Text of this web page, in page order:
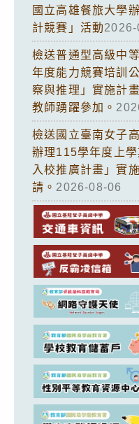
國立高雄餐旅大學
計競賽」活動
檢送普通型高級中
年度能力競賽培訓
察與推理」實施計
教師踴躍參加。
檢送國立臺南女子
辦理115學年度上
入校推廣計畫」實
請。 2026-08-06